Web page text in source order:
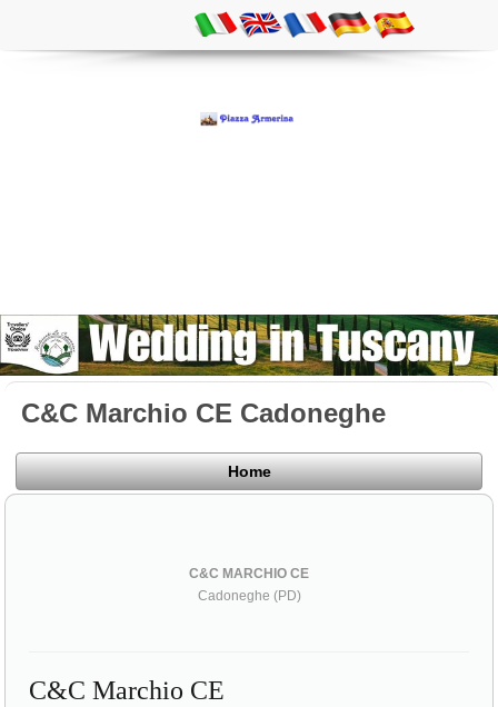
C&C Marchio CE Cadoneghe
Home
C&C MARCHIO CE
Cadoneghe (PD)
C&C Marchio CE